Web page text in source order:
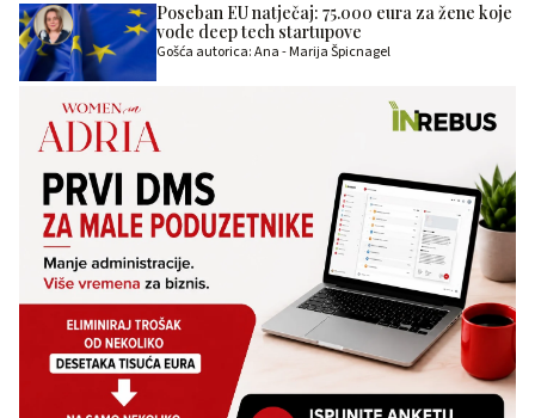
Poseban EU natječaj: 75.000 eura za žene koje
vode deep tech startupove
Gošća autorica: Ana - Marija Špicnagel